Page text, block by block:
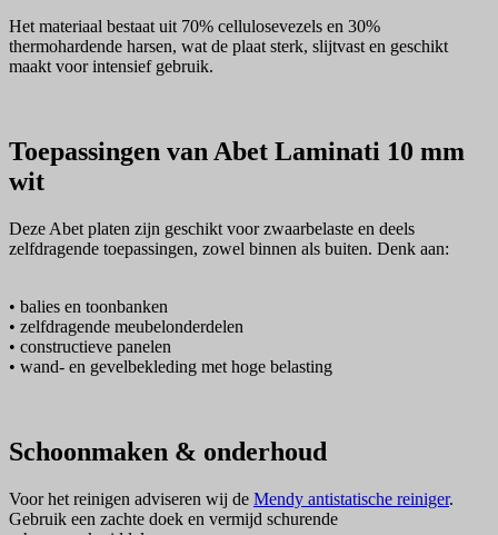
Het materiaal bestaat uit 70% cellulosevezels en 30%
thermohardende harsen, wat de plaat sterk, slijtvast en geschikt
maakt voor intensief gebruik.
Toepassingen van Abet Laminati 10 mm
wit
Deze Abet platen zijn geschikt voor zwaarbelaste en deels
zelfdragende toepassingen, zowel binnen als buiten. Denk aan:
• balies en toonbanken
• zelfdragende meubelonderdelen
• constructieve panelen
• wand- en gevelbekleding met hoge belasting
Schoonmaken & onderhoud
Voor het reinigen adviseren wij de Mendy antistatische reiniger.
Gebruik een zachte doek en vermijd schurende